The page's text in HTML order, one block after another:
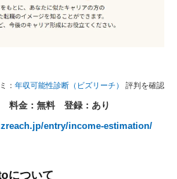
： 年収可能性診断（ビズリーチ） 評判を確認
料金：無料 登録：あり
entry/income-estimation/
について